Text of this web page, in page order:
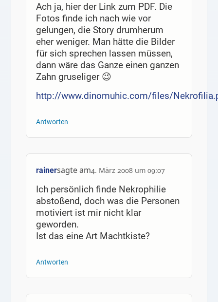
Ach ja, hier der Link zum PDF. Die
Fotos finde ich nach wie vor
gelungen, die Story drumherum
eher weniger. Man hätte die Bilder
für sich sprechen lassen müssen,
dann wäre das Ganze einen ganzen
Zahn gruseliger 😉
http://www.dinomuhic.com/files/
Antworten
rainersagte am4. März 2008 um 09:07
Ich persönlich finde Nekrophilie
abstoßend, doch was die Personen
motiviert ist mir nicht klar
geworden.
Ist das eine Art Machtkiste?
Antworten